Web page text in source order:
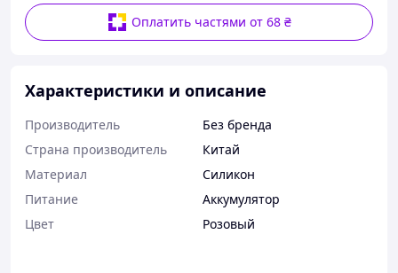
Оплатить частями от 68 ₴
Характеристики и описание
Производитель
Без бренда
Страна производитель
Китай
Материал
Силикон
Питание
Аккумулятор
Цвет
Розовый